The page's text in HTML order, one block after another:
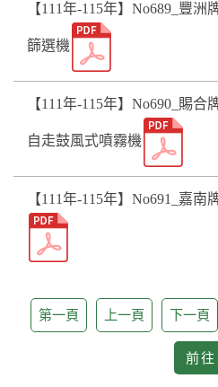
【111年-115年】No689_豐
篩選機
【111年-115年】No690_賜合
自走鼓風式噴霧機
【111年-115年】No691_嘉
第一頁 上一頁 下一頁
前往